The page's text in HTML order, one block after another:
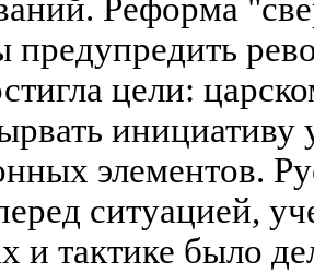
Реформа
предупредить
цели:
элементов.
ситуацией,
и тактике было